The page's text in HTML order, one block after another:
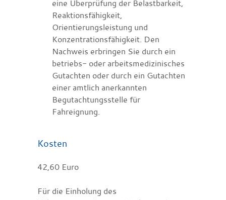
eine Überprüfung der Belastbarkeit,
Reaktionsfähigkeit,
Orientierungsleistung und
Konzentrationsfähigkeit. Den
Nachweis erbringen Sie durch ein
betriebs- oder arbeitsmedizinisches
Gutachten oder durch ein Gutachten
einer amtlich anerkannten
Begutachtungsstelle für
Fahreignung.
Kosten
42,60 Euro
Für die Einholung des